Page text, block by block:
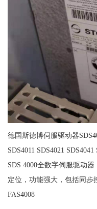
德国斯德博伺服驱动器
SDS4011 SDS4021
SDS 4000全数字伺服驱动器
定位，功能强大，包括同步
FAS4008